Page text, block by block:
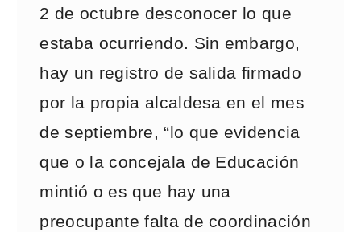
2 de octubre desconocer lo que
estaba ocurriendo. Sin embargo,
hay un registro de salida firmado
por la propia alcaldesa en el mes
de septiembre, “lo que evidencia
que o la concejala de Educación
mintió o es que hay una
preocupante falta de coordinación